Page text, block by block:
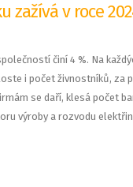
zažívá v roce
činí 4 %. Na
i počet živnostníků, za
se daří, klesá počet
výroby a rozvodu